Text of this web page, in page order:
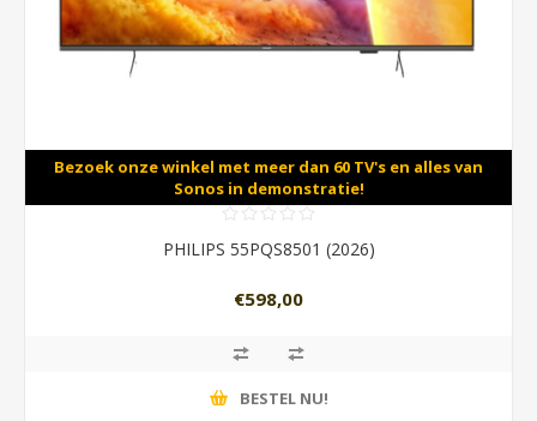
Bezoek onze winkel met meer dan 60 TV's en alles van
Sonos in demonstratie!
PHILIPS 55PQS8501 (2026)
€598,00
BESTEL NU!